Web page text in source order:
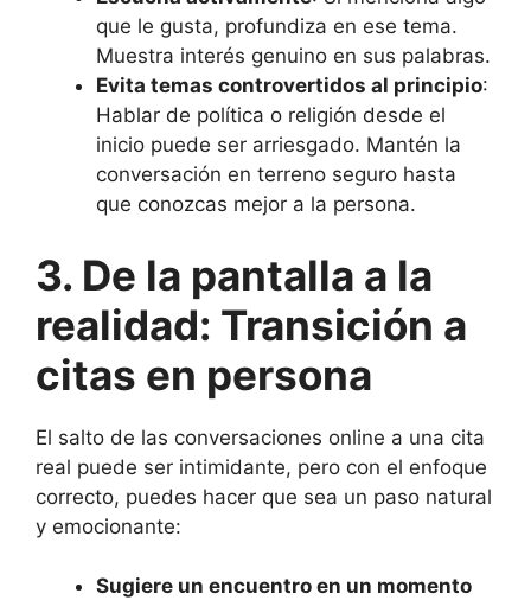
que le gusta, profundiza en ese tema.
Muestra interés genuino en sus palabras.
Evita temas controvertidos al principio:
Hablar de política o religión desde el
inicio puede ser arriesgado. Mantén la
conversación en terreno seguro hasta
que conozcas mejor a la persona.
3. De la pantalla a la
realidad: Transición a
citas en persona
El salto de las conversaciones online a una cita
real puede ser intimidante, pero con el enfoque
correcto, puedes hacer que sea un paso natural
y emocionante:
Sugiere un encuentro en un momento